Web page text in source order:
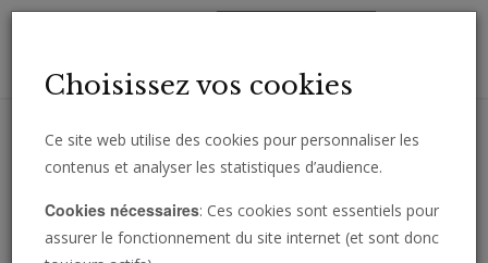
importantes directement par e-mail.
Choisissez vos cookies
Ce site web utilise des cookies pour personnaliser les
contenus et analyser les statistiques d’audience.
Cookies nécessaires: Ces cookies sont essentiels pour
assurer le fonctionnement du site internet (et sont donc